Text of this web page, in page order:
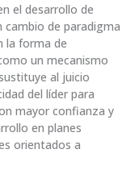
el desarrollo de
cambio de paradigma
la forma de
un mecanismo
al juicio
del líder para
mayor confianza y
en planes
orientados a